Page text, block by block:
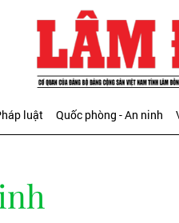
luật Quốc phòng - An ninh